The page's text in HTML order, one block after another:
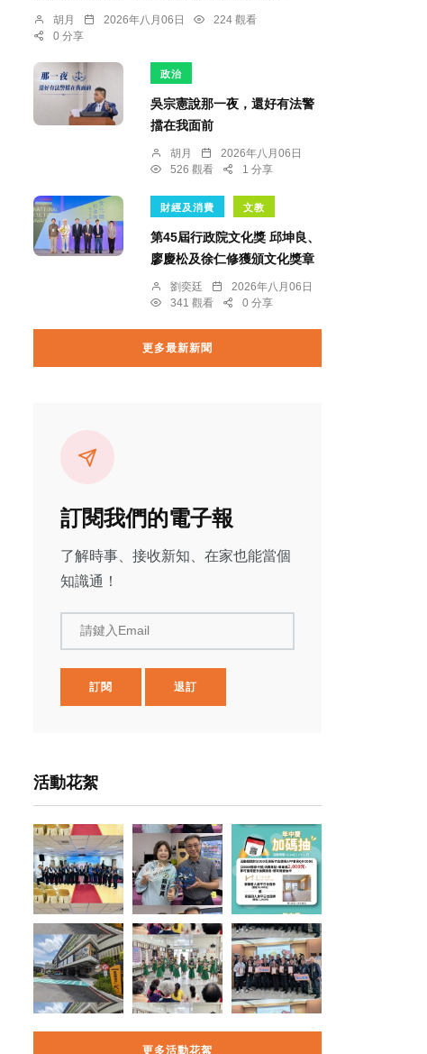
胡月 2026年八月06日
224 觀看
0 分享
政治
吳宗憲說那一夜，還好有法警
擋在我面前
胡月
2026年八月06日
526 觀看
1 分享
財經及消費 文教
第45屆行政院文化獎 邱坤良、
廖慶松及徐仁修獲頒文化獎章
劉奕廷
2026年八月06日
341 觀看
0 分享
更多最新新聞
訂閱我們的電子報
了解時事、接收新知、在家也能當個
知識通！
請鍵入Email
訂閱 退訂
活動花絮
更多活動花絮